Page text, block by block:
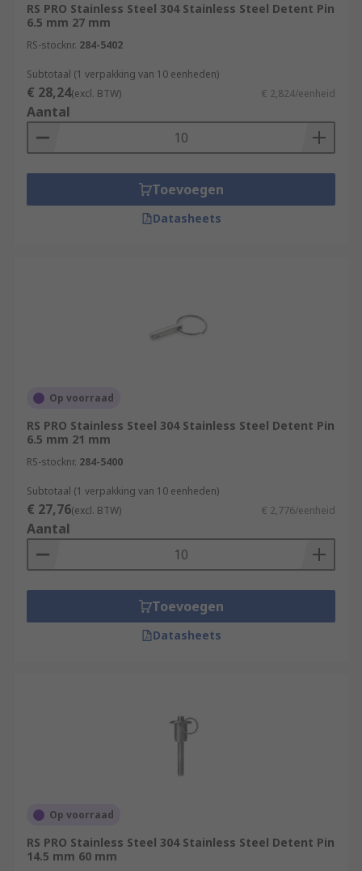
RS PRO Stainless Steel 304 Stainless Steel Detent Pin
6.5 mm 27 mm
RS-stocknr. 284-5402
Subtotaal (1 verpakking van 10 eenheden)
€ 28,24(excl. BTW) € 2,824/eenheid
Aantal
Toevoegen
Datasheets
Op voorraad
RS PRO Stainless Steel 304 Stainless Steel Detent Pin
6.5 mm 21 mm
RS-stocknr. 284-5400
Subtotaal (1 verpakking van 10 eenheden)
€ 27,76(excl. BTW) € 2,776/eenheid
Aantal
Toevoegen
Datasheets
Op voorraad
RS PRO Stainless Steel 304 Stainless Steel Detent Pin
14.5 mm 60 mm